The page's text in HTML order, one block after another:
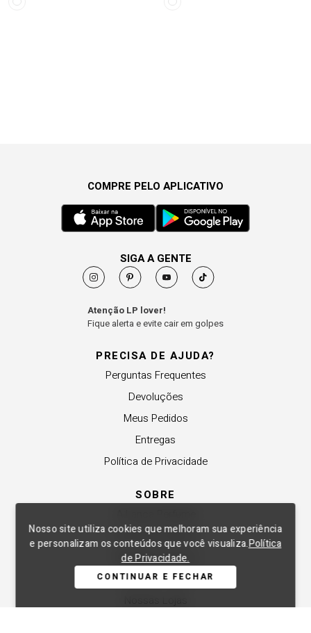
Nosso site utiliza cookies que melhoram sua experiência
e personalizam os conteúdos que você visualiza.Política
de Privacidade.
CONTINUAR E FECHAR
PRECISA DE AJUDA?
Perguntas Frequentes
Devoluções
Meus Pedidos
Entregas
Política de Privacidade
SOBRE
Revender a Marca
Trabalhe Conosco
Compre Local
COMPRE PELO APLICATIVO
SIGA A GENTE
Atenção LP lover!
Fique alerta e evite cair em golpes